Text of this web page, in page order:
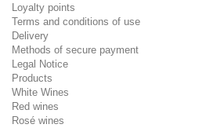
Loyalty points
Terms and conditions of use
Delivery
Methods of secure payment
Legal Notice
Products
White Wines
Red wines
Rosé wines